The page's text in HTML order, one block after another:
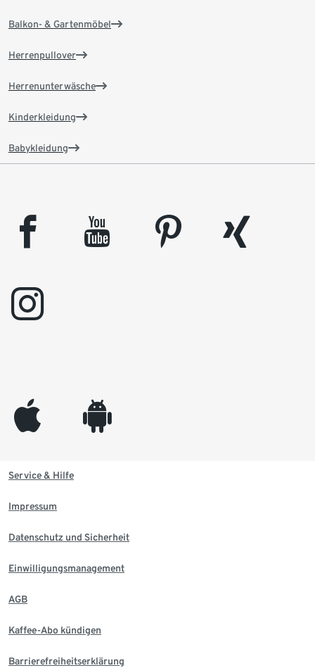
Balkon- & Gartenmöbel
Herrenpullover
Herrenunterwäsche
Kinderkleidung
Babykleidung
facebook youtube pinterest
xing
instagram
appleinc android
Service & Hilfe
Impressum
Datenschutz und Sicherheit
Einwilligungsmanagement
AGB
Kaffee-Abo kündigen
Barrierefreiheitserklärung